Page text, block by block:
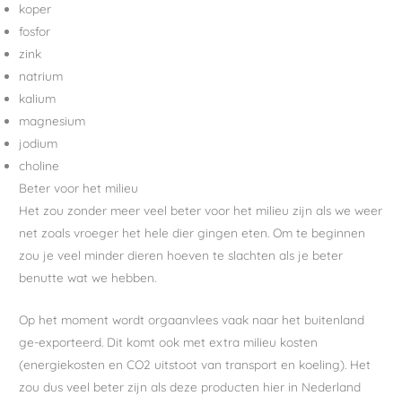
koper
fosfor
zink
natrium
kalium
magnesium
jodium
choline
Beter voor het milieu
Het zou zonder meer veel beter voor het milieu zijn als we weer
net zoals vroeger het hele dier gingen eten. Om te beginnen
zou je veel minder dieren hoeven te slachten als je beter
benutte wat we hebben.
Op het moment wordt orgaanvlees vaak naar het buitenland
ge-exporteerd. Dit komt ook met extra milieu kosten
(energiekosten en CO2 uitstoot van transport en koeling). Het
zou dus veel beter zijn als deze producten hier in Nederland